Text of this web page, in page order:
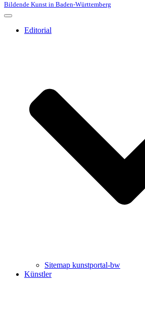
Uli Rothfuss
Harald Schwiers
Bildende Kunst in Baden-Württemberg
Navigationsmenü
Editorial
Sitemap kunstportal-bw
Künstler